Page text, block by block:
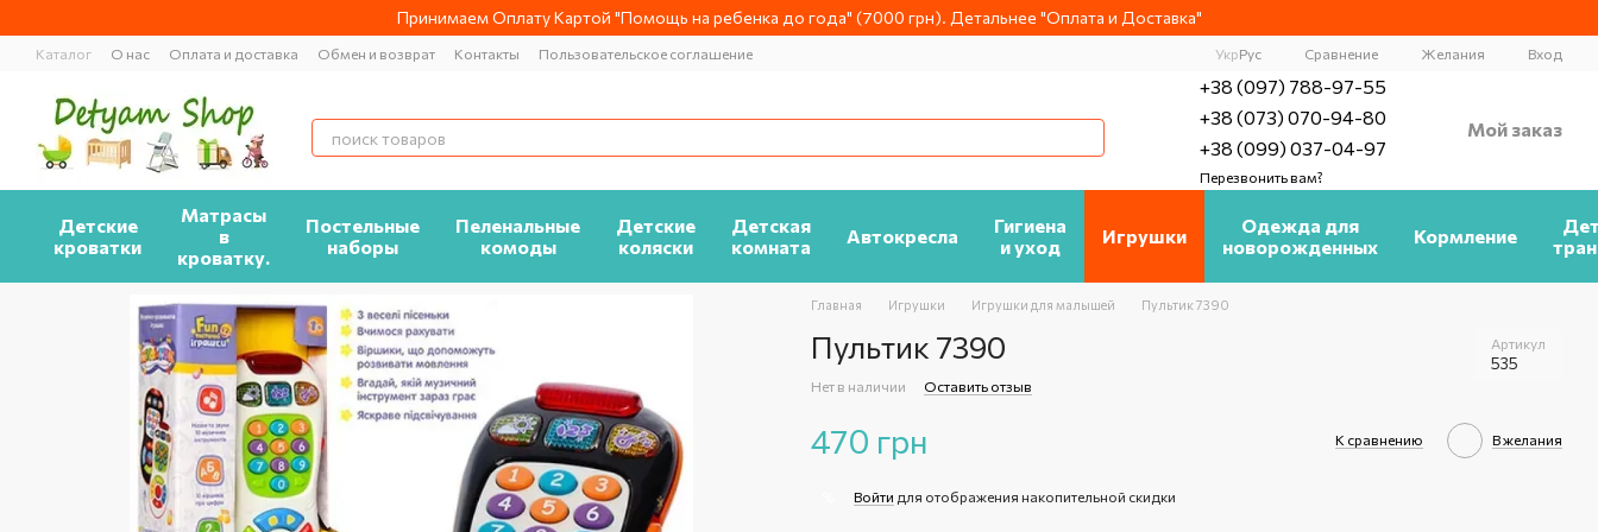
Принимаем Оплату Картой "Помощь на ребенка до года" (7000 грн). Детальнее "Оплата и Доставка"
Каталог О нас Оплата и доставка Обмен и возврат Контакты Пользовательское соглашение УкрРус Сравнение Желания Вход
+38 (097) 788-97-55
+38 (073) 070-94-80
+38 (099) 037-04-97
Перезвонить вам?
Мой заказ
Детские
кроватки
Матрасы
в
кроватку.
Постельные
наборы
Пеленальные
комоды
Детские
коляски
Детская
комната
Автокресла
Гигиена
и уход
Игрушки
Одежда для
новорожденных
Кормление
Главная Игрушки Игрушки для малышей Пультик 7390
Пультик 7390 Артикул
535
Нет в наличии Оставить отзыв
470 грн К сравнению В желания
Войти для отображения накопительной скидки